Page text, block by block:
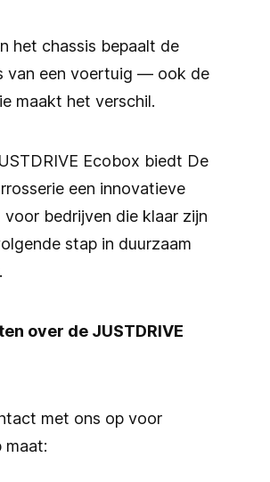
het chassis bepaalt de
van een voertuig — ook de
maakt het verschil.
Ecobox biedt De
een innovatieve
voor bedrijven die klaar zijn
stap in duurzaam
over de JUSTDRIVE
met ons op voor
maat: